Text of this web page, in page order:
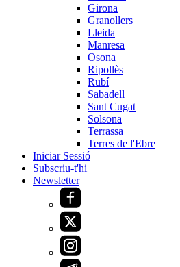
Girona
Granollers
Lleida
Manresa
Osona
Ripollès
Rubí
Sabadell
Sant Cugat
Solsona
Terrassa
Terres de l'Ebre
Iniciar Sessió
Subscriu-t'hi
Newsletter